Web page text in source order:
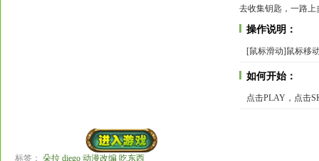
去收集钥匙，一路
操作说明：
[鼠标滑动]鼠标移
如何开始：
点击PLAY，点击
标签： 朵拉 diego 动漫改编 吃东西